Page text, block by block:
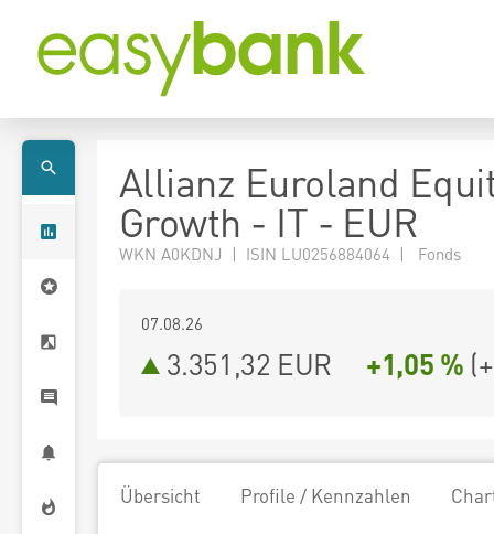
Allianz Euroland
Growth - IT - EUR
WKN A0KDNJ | ISIN LU0256884064 | Fonds
07.08.26
3.351,32 EUR +1,05 % (
Übersicht Profile / Kennzahlen